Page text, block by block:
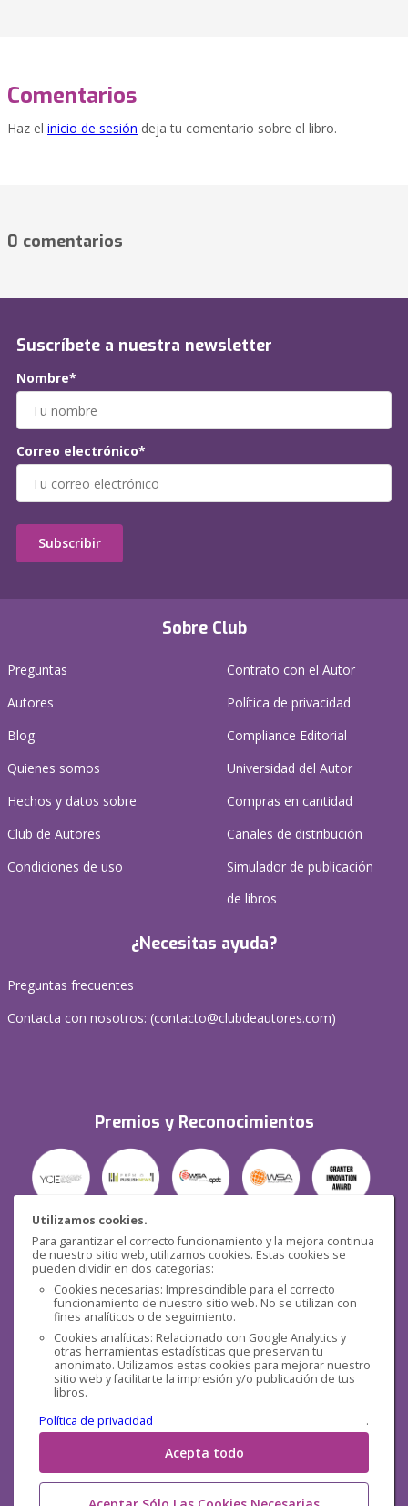
Utilizamos cookies.
Para garantizar el correcto funcionamiento y la mejora continua
de nuestro sitio web, utilizamos cookies. Estas cookies se
pueden dividir en dos categorías:
Cookies necesarias: Imprescindible para el correcto
funcionamiento de nuestro sitio web. No se utilizan con
fines analíticos o de seguimiento.
Cookies analíticas: Relacionado con Google Analytics y
otras herramientas estadísticas que preservan tu
anonimato. Utilizamos estas cookies para mejorar nuestro
sitio web y facilitarte la impresión y/o publicación de tus
libros.
Política de privacidad
.
Acepta todo
Comentarios
Haz el inicio de sesión deja tu comentario sobre el libro.
0 comentarios
Sobre Club
Preguntas
Autores
Blog
Quienes somos
Hechos y datos sobre
Club de Autores
Condiciones de uso
Contrato con el Autor
Política de privacidad
Compliance Editorial
Universidad del Autor
Compras en cantidad
Canales de distribución
Simulador de publicación
de libros
¿Necesitas ayuda?
Preguntas frecuentes
Contacta con nosotros: (contacto@clubdeautores.com)
Premios y Reconocimientos
Seguridad
Redes sociales
Suscríbete a nuestra newsletter
Nombre*
Correo electrónico*
Subscribir